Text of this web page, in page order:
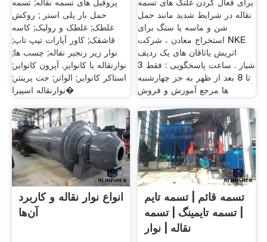
حمل بار پلی استر ; روکش
غلطک; غلطک و رولیک; کاسه
قاشقک; کاور آپارات تیپ تاپ;
نوار زیر زنجیر نقاله; چسب ها;
نوارنقاله یا کانوایر. آپرون کانوایر;
استاکر کانوایر; الواتر; جت پرینتر;
نوارنقاله اسپیرا�
نقاله در شرایط شدید مانند حمل
شن و ماسه یا سنگ برای
استخراج معادن ، شرکت NKE
اتریش یاتاقان های یک ردیف
شیار . ساعت پاسخگویی : فقط 3
تا 8 بعد از ظهر به جز چهارشنبه
ها مرجع آموزش و فروش
انواع نوار نقاله و کاربرد
آن‌ها
تسمه قائم | تسمه تایم
| تسمه تایمینگ | تسمه
نقاله | نوار